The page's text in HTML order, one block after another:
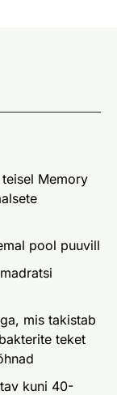
Memory
pool puuvill
mis takistab
teket
kuni 40-